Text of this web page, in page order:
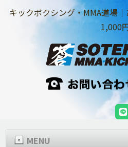
キックボクシング・MMA道場
1,000
MENU